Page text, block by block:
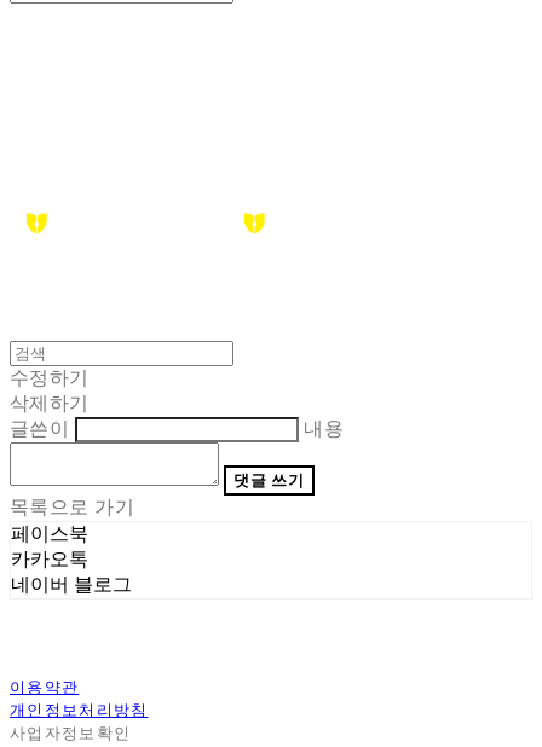
수정하기
삭제하기
글쓴이
내용
댓글 쓰기
목록으로 가기
페이스북
카카오톡
네이버 블로그
이용약관
개인정보처리방침
사업자정보확인